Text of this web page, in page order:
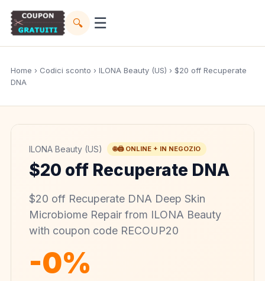
🔍 ☰
Home › Codici sconto › ILONA Beauty (US) › $20 off Recuperate
DNA
ILONA Beauty (US) 🌐🖨️ ONLINE + IN NEGOZIO
$20 off Recuperate DNA
$20 off Recuperate DNA Deep Skin
Microbiome Repair from ILONA Beauty
with coupon code RECOUP20
-0%